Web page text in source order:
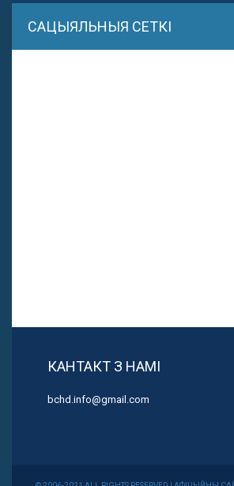
САЦЫЯЛЬНЫЯ СЕТКІ
КАНТАКТ З НАМІ
bchd.info@gmail.com